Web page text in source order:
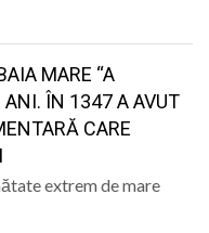
MARE “A
ÎN 1347 A AVUT
CARE
extrem de mare